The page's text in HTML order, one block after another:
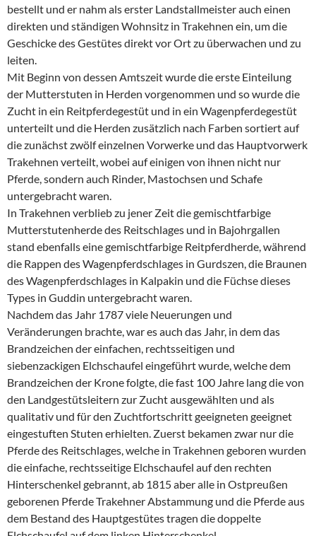
bestellt und er nahm als erster Landstallmeister auch einen
direkten und ständigen Wohnsitz in Trakehnen ein, um die
Geschicke des Gestütes direkt vor Ort zu überwachen und zu
leiten.
Mit Beginn von dessen Amtszeit wurde die erste Einteilung
der Mutterstuten in Herden vorgenommen und so wurde die
Zucht in ein Reitpferdegestüt und in ein Wagenpferdegestüt
unterteilt und die Herden zusätzlich nach Farben sortiert auf
die zunächst zwölf einzelnen Vorwerke und das Hauptvorwerk
Trakehnen verteilt, wobei auf einigen von ihnen nicht nur
Pferde, sondern auch Rinder, Mastochsen und Schafe
untergebracht waren.
In Trakehnen verblieb zu jener Zeit die gemischtfarbige
Mutterstutenherde des Reitschlages und in Bajohrgallen
stand ebenfalls eine gemischtfarbige Reitpferdherde, während
die Rappen des Wagenpferdschlages in Gurdszen, die Braunen
des Wagenpferdschlages in Kalpakin und die Füchse dieses
Types in Guddin untergebracht waren.
Nachdem das Jahr 1787 viele Neuerungen und
Veränderungen brachte, war es auch das Jahr, in dem das
Brandzeichen der einfachen, rechtsseitigen und
siebenzackigen Elchschaufel eingeführt wurde, welche dem
Brandzeichen der Krone folgte, die fast 100 Jahre lang die von
den Landgestütsleitern zur Zucht ausgewählten und als
qualitativ und für den Zuchtfortschritt geeigneten geeignet
eingestuften Stuten erhielten. Zuerst bekamen zwar nur die
Pferde des Reitschlages, welche in Trakehnen geboren wurden
die einfache, rechtsseitige Elchschaufel auf den rechten
Hinterschenkel gebrannt, ab 1815 aber alle in Ostpreußen
geborenen Pferde Trakehner Abstammung und die Pferde aus
dem Bestand des Hauptgestütes tragen die doppelte